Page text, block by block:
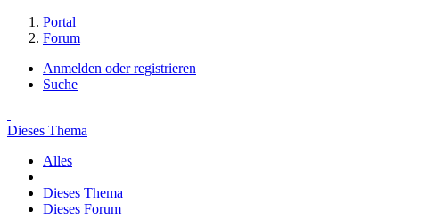
Portal
Forum
Anmelden oder registrieren
Suche
Dieses Thema
Alles
Dieses Thema
Dieses Forum